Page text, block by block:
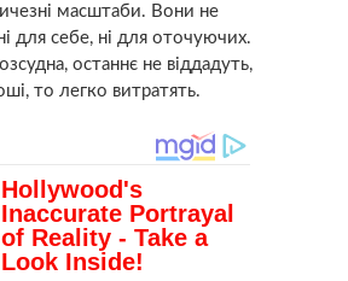
масштаби. Вони не
для себе, ні для оточуючих.
останнє не віддадуть,
то легко витратять.